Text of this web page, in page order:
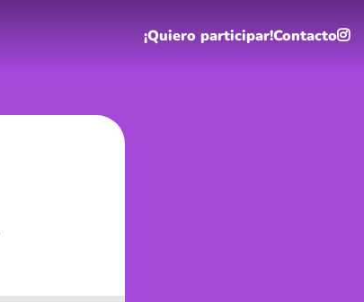
¡Quiero participar!Contacto